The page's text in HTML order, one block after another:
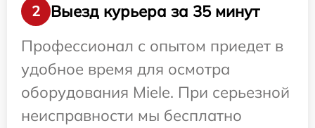
2
Выезд курьера за 35 минут
Профессионал с опытом приедет в
удобное время для осмотра
оборудования Miele. При серьезной
неисправности мы бесплатно